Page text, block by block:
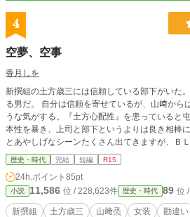
4
空夢、空事
香月しを
新撰組の土方歳三には信頼している部下がいた
る男だ。 自分は信頼を寄せているが、山﨑から
うな気がする。『土方心配性』を患っていると
本性を暴き、上司と部下というよりは良き相棒
とあやしげなシーンたくさん出てきますが、Ｂ
ブロマンス。幕末ブロマンス。男達の熱く暑い
す。よろしくお願いします。 完結まで、水曜日と
断転載や引用を禁じます。言語を変えても駄目
歴史・時代 完結 短編 R15
24h.ポイント 85pt
小説 11,586 位 / 228,623件 歴史・時代 89 位
新撰組 土方歳三 山﨑烝 女装 勘違い